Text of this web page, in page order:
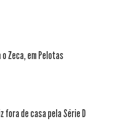
Zeca, em Pelotas
fora de casa pela Série D